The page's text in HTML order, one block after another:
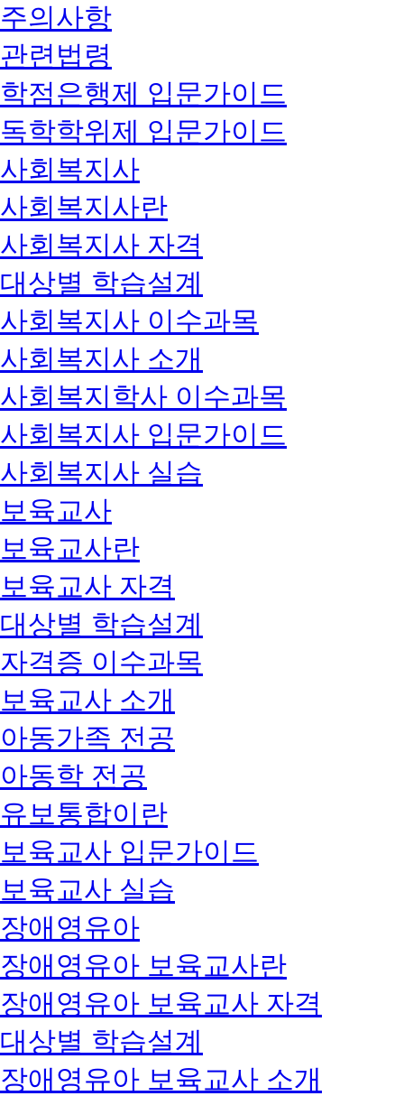
주의사항
관련법령
학점은행제 입문가이드
독학학위제 입문가이드
사회복지사
사회복지사란
사회복지사 자격
대상별 학습설계
사회복지사 이수과목
사회복지사 소개
사회복지학사 이수과목
사회복지사 입문가이드
사회복지사 실습
보육교사
보육교사란
보육교사 자격
대상별 학습설계
자격증 이수과목
보육교사 소개
아동가족 전공
아동학 전공
유보통합이란
보육교사 입문가이드
보육교사 실습
장애영유아
장애영유아 보육교사란
장애영유아 보육교사 자격
대상별 학습설계
장애영유아 보육교사 소개